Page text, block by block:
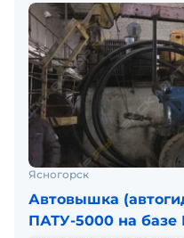
Ясногорск
Автовышка
ПАТУ-5000 на базе